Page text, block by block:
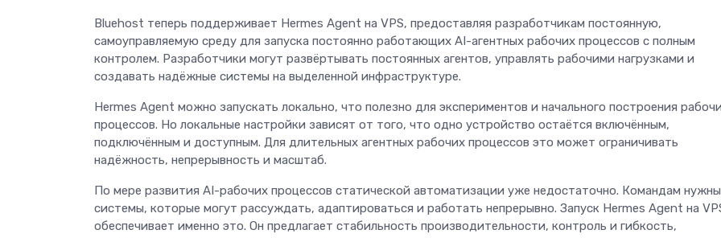
Bluehost теперь поддерживает Hermes Agent на VPS, предоставляя разработчикам постоянную,
самоуправляемую среду для запуска постоянно работающих AI-агентных рабочих процессов с полным
контролем. Разработчики могут развёртывать постоянных агентов, управлять рабочими нагрузками и
создавать надёжные системы на выделенной инфраструктуре.
Hermes Agent можно запускать локально, что полезно для экспериментов и начального построения
процессов. Но локальные настройки зависят от того, что одно устройство остаётся включённым,
подключённым и доступным. Для длительных агентных рабочих процессов это может ограничивать
надёжность, непрерывность и масштаб.
По мере развития AI-рабочих процессов статической автоматизации уже недостаточно. Командам нужны
системы, которые могут рассуждать, адаптироваться и работать непрерывно. Запуск Hermes Agent на
обеспечивает именно это. Он предлагает стабильность производительности, контроль и гибкость,